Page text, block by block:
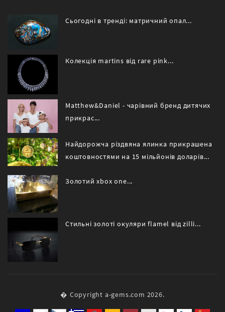
Сьогодні в тренді: матричний опал...
Колекція martins від rare pink...
Matthew&Daniel - чарівний бренд дитячих
прикрас...
Найдорожча різдвяна ялинка прикрашена
коштовностями на 15 мільйонів доларів...
Золотий xbox one...
Стильні золоті окуляри flamel від zilli...
� Copyright a-gems.com 2026.